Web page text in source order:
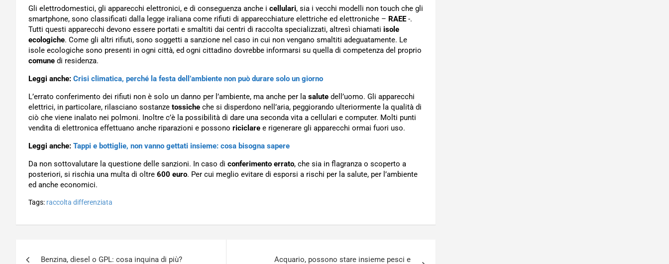
Gli elettrodomestici, gli apparecchi elettronici, e di conseguenza anche i cellulari, sia i vecchi modelli non touch che gli
smartphone, sono classificati dalla legge iraliana come rifiuti di apparecchiature elettriche ed elettroniche – RAEE-.
Tutti questi apparecchi devono essere portati e smaltiti dai centri di raccolta specializzati, altresì chiamati isole
ecologiche. Come gli altri rifiuti, sono soggetti a sanzione nel caso in cui non vengano smaltiti adeguatamente. Le
isole ecologiche sono presenti in ogni città, ed ogni cittadino dovrebbe informarsi su quella di competenza del proprio
comune di residenza.
Leggi anche: Crisi climatica, perché la festa dell’ambiente non può durare solo un giorno
L’errato conferimento dei rifiuti non è solo un danno per l’ambiente, ma anche per la salute dell’uomo. Gli apparecchi
elettrici, in particolare, rilasciano sostanze tossiche che si disperdono nell’aria, peggiorando ulteriormente la qualità di
ciò che viene inalato nei polmoni. Inoltre c’è la possibilità di dare una seconda vita a cellulari e computer. Molti punti
vendita di elettronica effettuano anche riparazioni e possono riciclare e rigenerare gli apparecchi ormai fuori uso.
Leggi anche: Tappi e bottiglie, non vanno gettati insieme: cosa bisogna sapere
Da non sottovalutare la questione delle sanzioni. In caso di conferimento errato, che sia in flagranza o scoperto a
posteriori, si rischia una multa di oltre 600 euro. Per cui meglio evitare di esporsi a rischi per la salute, per l’ambiente
ed anche economici.
Tags: raccolta differenziata
Benzina, diesel o GPL: cosa inquina di più? Acquario, possono stare insieme pesci e